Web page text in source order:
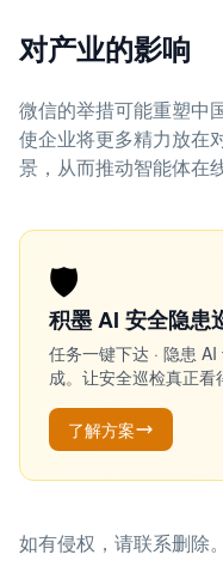
对产业的影响
微信的举措可能重塑中
使企业将更多精力放在
景，从而推动智能体在
🛡️
积墨 AI 安全隐患
任务一键下达 · 隐患
成。让安全巡检真正看
了解方案
如有侵权，请联系删除。